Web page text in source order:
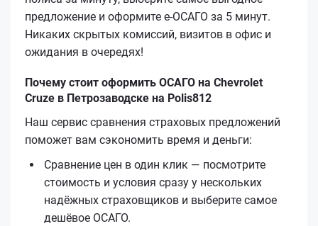
предложение и оформите е‑ОСАГО за 5 минут.
Никаких скрытых комиссий, визитов в офис и
ожидания в очередях!
Почему стоит оформить ОСАГО на Chevrolet
Cruze в Петрозаводске на Polis812
Наш сервис сравнения страховых предложений
поможет вам сэкономить время и деньги:
Сравнение цен в один клик — посмотрите
стоимость и условия сразу у нескольких
надёжных страховщиков и выберите самое
дешёвое ОСАГО.